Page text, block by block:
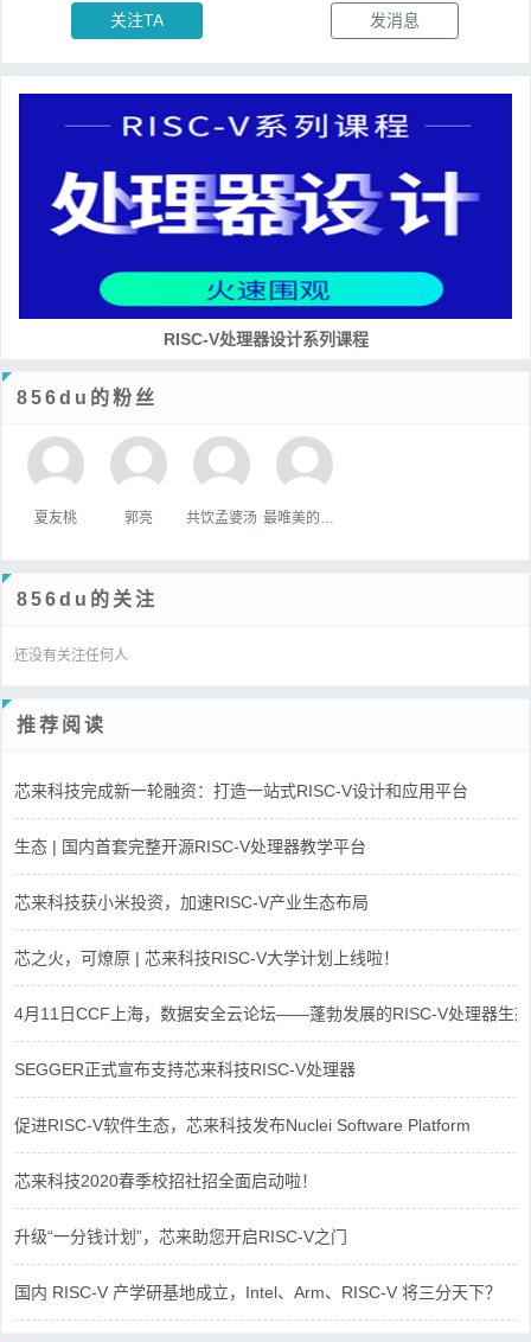
关注TA 发消息
RISC-V处理器设计系列课程
856du的粉丝
夏友桃 郭亮 共饮孟婆汤
856du的关注
还没有关注任何人
推荐阅读
芯来科技完成新一轮融资：打造一站式RISC-V设计和应用平台
生态 | 国内首套完整开源RISC-V处理器教学平台
芯来科技获小米投资，加速RISC-V产业生态布局
芯之火，可燎原 | 芯来科技RISC-V大学计划上线啦！
4月11日CCF上海，数据安全云论坛——蓬勃发展的RISC-V处理器生态
SEGGER正式宣布支持芯来科技RISC-V处理器
促进RISC-V软件生态，芯来科技发布Nuclei Software Platform
芯来科技2020春季校招社招全面启动啦！
升级“一分钱计划”，芯来助您开启RISC-V之门
国内 RISC-V 产学研基地成立，Intel、Arm、RISC-V 将三分天下？